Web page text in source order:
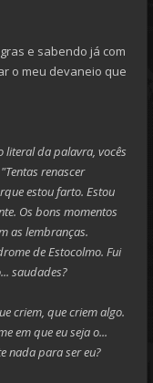
e sabendo já com
o meu devaneio que
literal da palavra, vocês
renascer
estou farto. Estou
Os bons momentos
as lembranças.
de Estocolmo. Fui
saudades?
criem, que criem algo.
em que eu seja o...
nada para ser eu?